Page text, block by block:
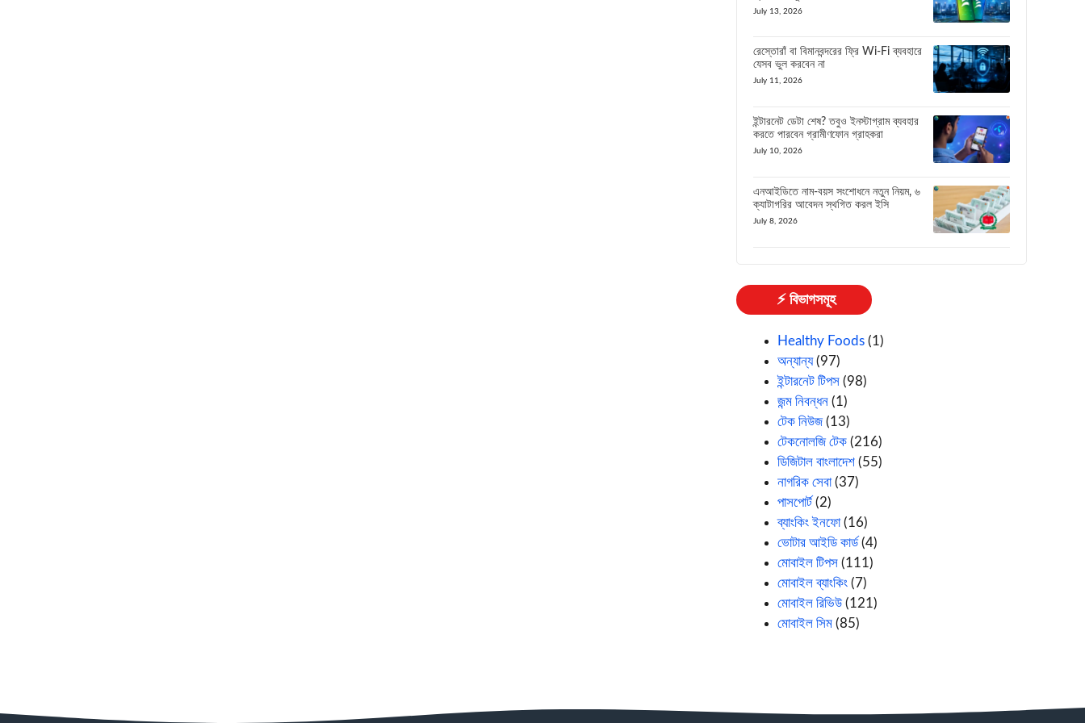
July 13, 2026
রেস্তোরাঁ বা বিমানবন্দরের ফ্রি Wi-Fi ব্যবহারে
যেসব ভুল করবেন না
July 11, 2026
ইন্টারনেট ডেটা শেষ? তবুও ইনস্টাগ্রাম ব্যবহার
করতে পারবেন গ্রামীণফোন গ্রাহকরা
July 10, 2026
এনআইডিতে নাম-বয়স সংশোধনে নতুন নিয়ম, ৬
ক্যাটাগরির আবেদন স্থগিত করল ইসি
July 8, 2026
⚡ বিভাগসমূহ
Healthy Foods (1)
অন্যান্য(97)
ইন্টারনেট টিপস (98)
জন্ম নিবন্ধন (1)
টেক নিউজ(13)
টেকনোলজি টেক (216)
ডিজিটাল বাংলাদেশ (55)
নাগরিক সেবা(37)
পাসপোর্ট (2)
ব্যাংকিং ইনফো(16)
ভোটার আইডি কার্ড (4)
মোবাইল টিপস (111)
মোবাইল ব্যাংকিং (7)
মোবাইল রিভিউ (121)
মোবাইল সিম (85)